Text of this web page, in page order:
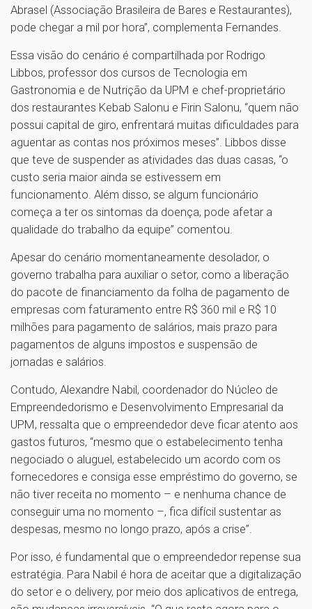
Abrasel (Associação Brasileira de Bares e Restaurantes),
pode chegar a mil por hora”, complementa Fernandes.
Essa visão do cenário é compartilhada por Rodrigo
Libbos, professor dos cursos de Tecnologia em
Gastronomia e de Nutrição da UPM e chef-proprietário
dos restaurantes Kebab Salonu e Firin Salonu, “quem não
possui capital de giro, enfrentará muitas dificuldades para
aguentar as contas nos próximos meses”. Libbos disse
que teve de suspender as atividades das duas casas, “o
custo seria maior ainda se estivessem em
funcionamento. Além disso, se algum funcionário
começa a ter os sintomas da doença, pode afetar a
qualidade do trabalho da equipe” comentou.
Apesar do cenário momentaneamente desolador, o
governo trabalha para auxiliar o setor, como a liberação
do pacote de financiamento da folha de pagamento de
empresas com faturamento entre R$ 360 mil e R$ 10
milhões para pagamento de salários, mais prazo para
pagamentos de alguns impostos e suspensão de
jornadas e salários.
Contudo, Alexandre Nabil, coordenador do Núcleo de
Empreendedorismo e Desenvolvimento Empresarial da
UPM, ressalta que o empreendedor deve ficar atento aos
gastos futuros, “mesmo que o estabelecimento tenha
negociado o aluguel, estabelecido um acordo com os
fornecedores e consiga esse empréstimo do governo, se
não tiver receita no momento – e nenhuma chance de
conseguir uma no momento –, fica difícil sustentar as
despesas, mesmo no longo prazo, após a crise”.
Por isso, é fundamental que o empreendedor repense sua
estratégia. Para Nabil é hora de aceitar que a digitalização
do setor e o delivery, por meio dos aplicativos de entrega,